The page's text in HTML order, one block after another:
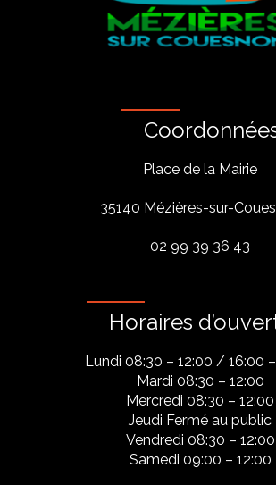
Place de la Mairie
35140 Mézières-sur-
02 99 39 36 43
Horaires
Lundi 08:30 – 12:00 / 16:00
Mardi 08:30 – 12:00
Mercredi 08:30 – 12:00
Jeudi Fermé au public
Vendredi 08:30 – 12:00
Samedi 09:00 – 12:00